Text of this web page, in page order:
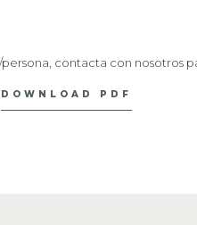
contacta con nosotros
DOWNLOAD PDF